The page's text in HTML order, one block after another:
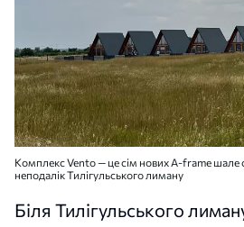
Комплекс Vento — це сім нових A-frame шале
неподалік Тилігульського лиману
Біля Тилігульського